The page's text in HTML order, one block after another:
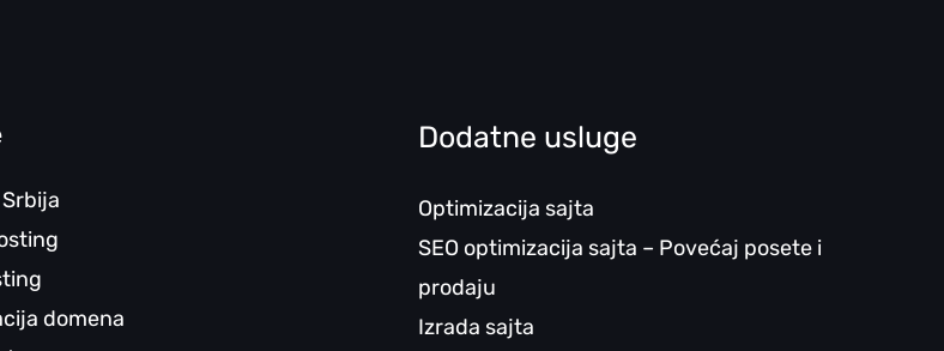
domena
Dodatne usluge
Optimizacija sajta
SEO optimizacija sajta – Povećaj posete i
prodaju
Izrada sajta